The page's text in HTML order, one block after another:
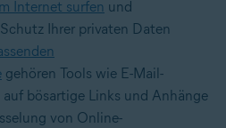
Internet surfen und
Ihrer privaten Daten
gehören Tools wie E-Mail-
bösartige Links und Anhänge
von Online-